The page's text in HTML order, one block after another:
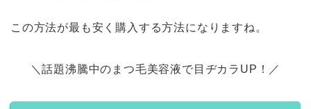
この方法が最も安く購入する方法になりますね。
＼話題沸騰中のまつ毛美容液で目ヂカラUP！／